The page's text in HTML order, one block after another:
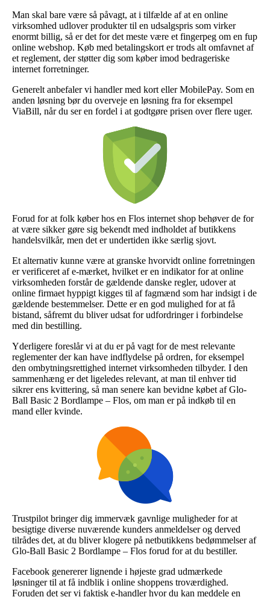
Man skal bare være så påvagt, at i tilfælde af at en online
virksomhed udlover produkter til en udsalgspris som virker
enormt billig, så er det for det meste være et fingerpeg om en fup
online webshop. Køb med betalingskort er trods alt omfavnet af
et reglement, der støtter dig som køber imod bedrageriske
internet forretninger.
Generelt anbefaler vi handler med kort eller MobilePay. Som en
anden løsning bør du overveje en løsning fra for eksempel
ViaBill, når du ser en fordel i at godtgøre prisen over flere uger.
Forud for at folk køber hos en Flos internet shop behøver de for
at være sikker gøre sig bekendt med indholdet af butikkens
handelsvilkår, men det er undertiden ikke særlig sjovt.
Et alternativ kunne være at granske hvorvidt online forretningen
er verificeret af e-mærket, hvilket er en indikator for at online
virksomheden forstår de gældende danske regler, udover at
online firmaet hyppigt kigges til af fagmænd som har indsigt i de
gældende bestemmelser. Dette er en god mulighed for at få
bistand, såfremt du bliver udsat for udfordringer i forbindelse
med din bestilling.
Yderligere foreslår vi at du er på vagt for de mest relevante
reglementer der kan have indflydelse på ordren, for eksempel
den ombytningsrettighed internet virksomheden tilbyder. I den
sammenhæng er det ligeledes relevant, at man til enhver tid
sikrer ens kvittering, så man senere kan bevidne købet af Glo-
Ball Basic 2 Bordlampe – Flos, om man er på indkøb til en
mand eller kvinde.
Trustpilot bringer dig immervæk gavnlige muligheder for at
besigtige diverse nuværende kunders anmeldelser og derved
tilrådes det, at du bliver klogere på netbutikkens bedømmelser af
Glo-Ball Basic 2 Bordlampe – Flos forud for at du bestiller.
Facebook genererer lignende i højeste grad udmærkede
løsninger til at få indblik i online shoppens troværdighed.
Foruden det ser vi faktisk e-handler hvor du kan meddele en